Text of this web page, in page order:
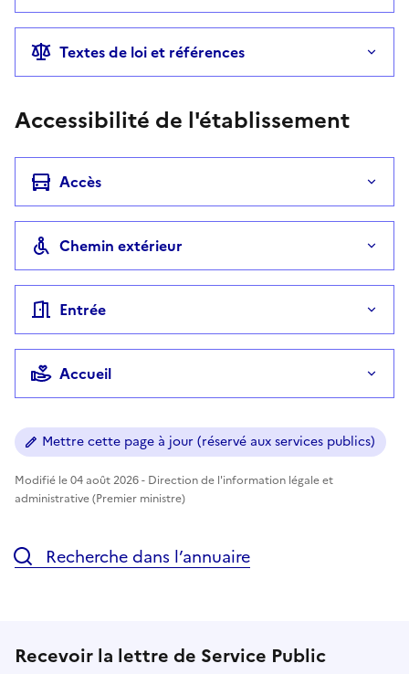
Textes de loi et références
Accessibilité de l'établissement
Accès
Chemin extérieur
Entrée
Accueil
Mettre cette page à jour (réservé aux services publics)
Modifié le 04 août 2026 - Direction de l'information légale et
administrative (Premier ministre)
Recherche dans l’annuaire
Recevoir la lettre de Service Public